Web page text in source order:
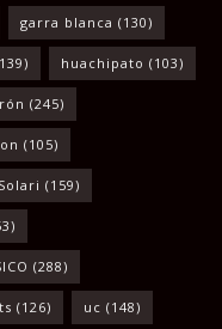
garra blanca (130)
huachipato (103)
(245)
(105)
(159)
(288)
(126) uc (148)